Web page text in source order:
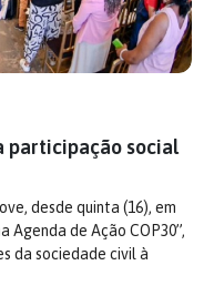
participação social
desde quinta (16), em
Agenda de Ação COP30”,
da sociedade civil à